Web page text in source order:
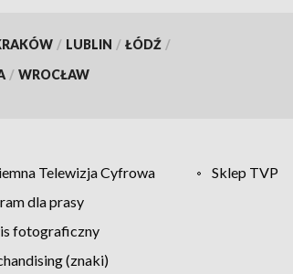
/ LUBLIN / ŁÓDŹ /
/ WROCŁAW
Telewizja Cyfrowa
Sklep TVP
dla prasy
fotograficzny
(znaki)